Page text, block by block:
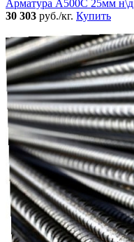
Арматура А500С 25мм н\д
30 303 руб./кг. Купить